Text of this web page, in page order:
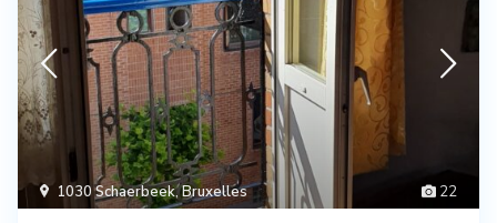
22
1030 Schaerbeek,Bruxelles